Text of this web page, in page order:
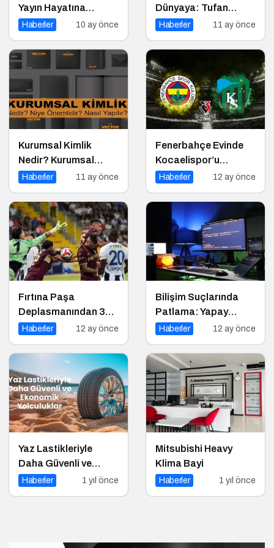
Yayın Hayatına
Başladı
Haberler 10 ay önce
Dünyaya: Tufan
Değirmenci,
Çıkıyor
Haberler 11 ay önce
Kurumsal Kimlik
Nedir? Kurumsal
Kimlik Niye
Kimlik Nasıl Yapılır?
Haberler 11 ay önce
Fenerbahçe Evinde
Kocaelispor’u
Ağırlıyor
Haberler 12 ay önce
Fırtına Paşa
Deplasmanından 3
Puanla Ayrıldı
Haberler 12 ay önce
Bilişim Suçlarında
Patlama: Yapay
Zeka, Sahte Siteler ve
Tehlike Saçıyor
Haberler 12 ay önce
Yaz Lastikleriyle
Daha Güvenli ve
Ekonomik Yolculuklar
Haberler 1 yıl önce
Mitsubishi Heavy
Klima Bayi
Haberler 1 yıl önce